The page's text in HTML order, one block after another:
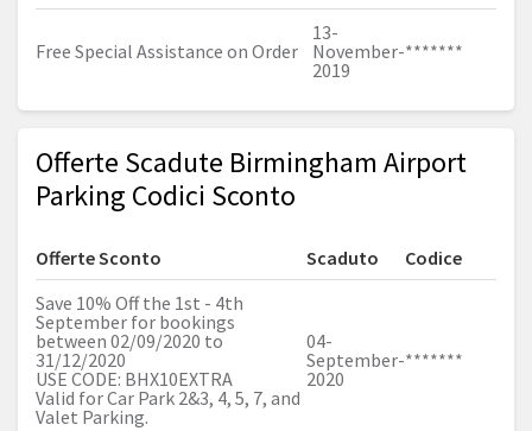
Free Special Assistance on Order
13-
November-
2019
*******
Offerte Scadute Birmingham Airport
Parking Codici Sconto
Offerte Sconto Scaduto
Codice
Save 10% Off the 1st - 4th
September for bookings
between 02/09/2020 to
31/12/2020
USE CODE: BHX10EXTRA
Valid for Car Park 2&3, 4, 5, 7, and
Valet Parking.
04-
September-
2020
*******